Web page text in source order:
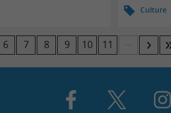
Culture
6 7 8 9 10 11